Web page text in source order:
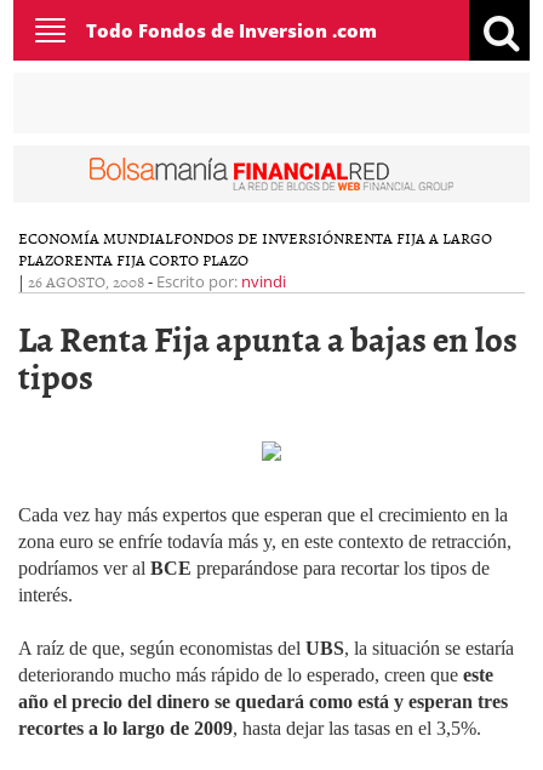
Toggle
navigation
Todo Fondos de Inversion .com
ECONOMÍA MUNDIALFONDOS DE INVERSIÓNRENTA FIJA A LARGO
PLAZORENTA FIJA CORTO PLAZO
| 26 AGOSTO, 2008- Escrito por: nvindi
La Renta Fija apunta a bajas en los
tipos
Cada vez hay más expertos que esperan que el crecimiento en la
zona euro se enfríe todavía más y, en este contexto de retracción,
podríamos ver al BCE preparándose para recortar los tipos de
interés.
A raíz de que, según economistas del UBS, la situación se estaría
deteriorando mucho más rápido de lo esperado, creen que este
año el precio del dinero se quedará como está y esperan tres
recortes a lo largo de 2009, hasta dejar las tasas en el 3,5%.